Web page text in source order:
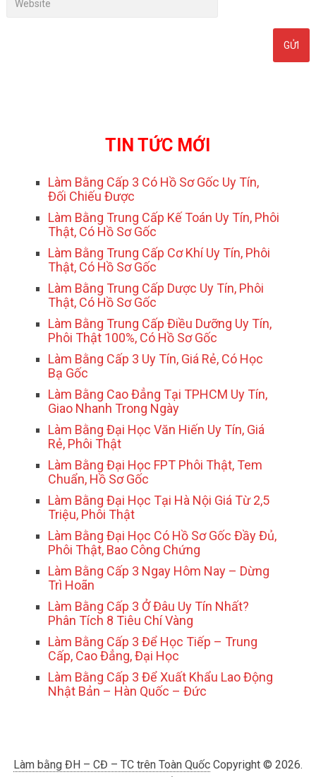
TIN TỨC MỚI
Làm Bằng Cấp 3 Có Hồ Sơ Gốc Uy Tín,
Đối Chiếu Được
Làm Bằng Trung Cấp Kế Toán Uy Tín, Phôi
Thật, Có Hồ Sơ Gốc
Làm Bằng Trung Cấp Cơ Khí Uy Tín, Phôi
Thật, Có Hồ Sơ Gốc
Làm Bằng Trung Cấp Dược Uy Tín, Phôi
Thật, Có Hồ Sơ Gốc
Làm Bằng Trung Cấp Điều Dưỡng Uy Tín,
Phôi Thật 100%, Có Hồ Sơ Gốc
Làm Bằng Cấp 3 Uy Tín, Giá Rẻ, Có Học
Bạ Gốc
Làm Bằng Cao Đẳng Tại TPHCM Uy Tín,
Giao Nhanh Trong Ngày
Làm Bằng Đại Học Văn Hiến Uy Tín, Giá
Rẻ, Phôi Thật
Làm Bằng Đại Học FPT Phôi Thật, Tem
Chuẩn, Hồ Sơ Gốc
Làm Bằng Đại Học Tại Hà Nội Giá Từ 2,5
Triệu, Phôi Thật
Làm Bằng Đại Học Có Hồ Sơ Gốc Đầy Đủ,
Phôi Thật, Bao Công Chứng
Làm Bằng Cấp 3 Ngay Hôm Nay – Dừng
Trì Hoãn
Làm Bằng Cấp 3 Ở Đâu Uy Tín Nhất?
Phân Tích 8 Tiêu Chí Vàng
Làm Bằng Cấp 3 Để Học Tiếp – Trung
Cấp, Cao Đẳng, Đại Học
Làm Bằng Cấp 3 Để Xuất Khẩu Lao Động
Nhật Bản – Hàn Quốc – Đức
Làm bằng ĐH – CĐ – TC trên Toàn QuốcCopyright © 2026.